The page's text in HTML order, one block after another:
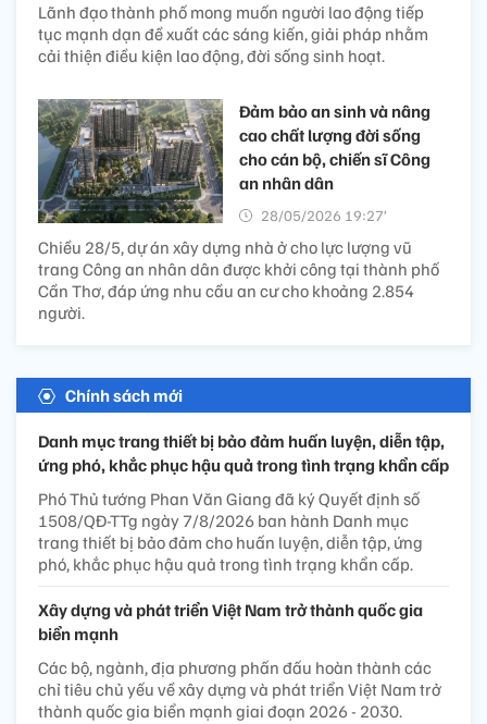
Lãnh đạo thành phố mong muốn người lao động tiếp
tục mạnh dạn đề xuất các sáng kiến, giải pháp nhằm
cải thiện điều kiện lao động, đời sống sinh hoạt.
Đảm bảo an sinh và nâng
cao chất lượng đời sống
cho cán bộ, chiến sĩ Công
an nhân dân
28/05/2026 19:27’
Chiều 28/5, dự án xây dựng nhà ở cho lực lượng vũ
trang Công an nhân dân được khởi công tại thành phố
Cần Thơ, đáp ứng nhu cầu an cư cho khoảng 2.854
người.
Chính sách mới
Danh mục trang thiết bị bảo đảm huấn luyện, diễn tập,
ứng phó, khắc phục hậu quả trong tình trạng khẩn cấp
Phó Thủ tướng Phan Văn Giang đã ký Quyết định số
1508/QĐ-TTg ngày 7/8/2026 ban hành Danh mục
trang thiết bị bảo đảm cho huấn luyện, diễn tập, ứng
phó, khắc phục hậu quả trong tình trạng khẩn cấp.
Xây dựng và phát triển Việt Nam trở thành quốc gia
biển mạnh
Các bộ, ngành, địa phương phấn đấu hoàn thành các
chỉ tiêu chủ yếu về xây dựng và phát triển Việt Nam trở
thành quốc gia biển mạnh giai đoạn 2026 - 2030.